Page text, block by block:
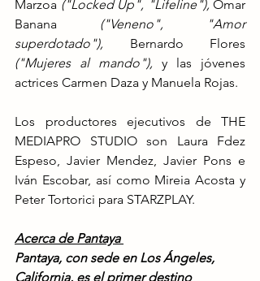
Marzoa ("Locked Up", "Lifeline"), Omar
Banana ("Veneno", "Amor
superdotado"),
("Mujeres al mando"), y las jóvenes
actrices Carmen Daza y Manuela Rojas.
Los productores ejecutivos de THE
MEDIAPRO STUDIO son Laura Fdez
Espeso, Javier Mendez, Javier Pons e
Iván Escobar, así como Mireia Acosta y
Peter Tortorici para STARZPLAY.
Acerca de Pantaya
Pantaya, con sede en Los Ángeles,
California, es el primer destino